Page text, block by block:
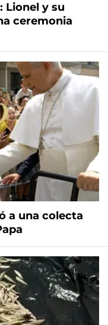
Lionel y su
ceremonia
a una colecta